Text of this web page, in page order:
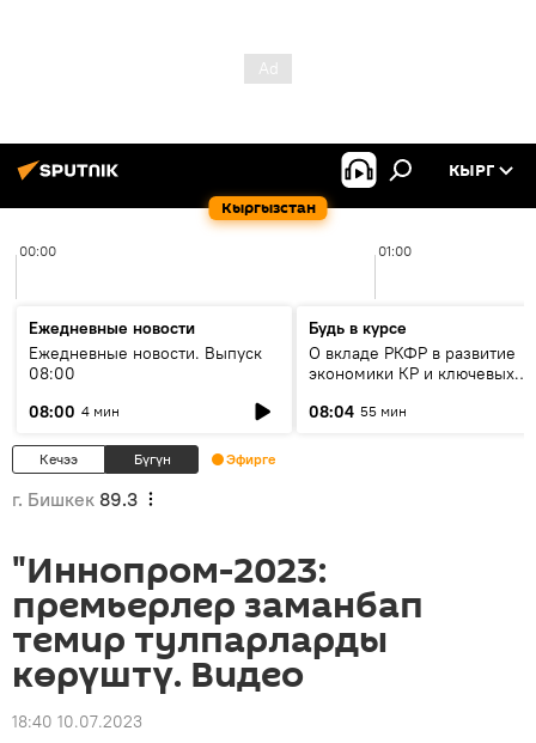
Кыргызстан
КЫРГ
00:00 01:00
Ежедневные новости
Ежедневные новости. Выпуск
08:00
08:00 4 мин
Будь в курсе
О вкладе РКФР в развитие
экономики КР и ключевых
08:04 55 мин
Кечээ Бүгүн Эфирге
г. Бишкек 89.3
"Иннопром-2023:
премьерлер заманбап
темир тулпарларды
көрүштү. Видео
18:40 10.07.2023